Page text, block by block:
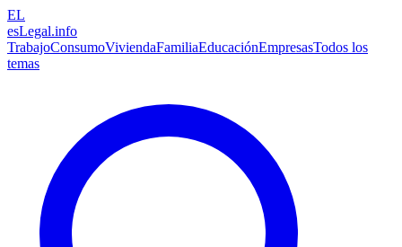
EL
esLegal.info
TrabajoConsumoViviendaFamiliaEducaciónEmpresasTodos los
temas